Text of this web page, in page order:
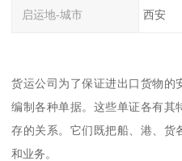
启运地-城市 西安
货运公司为了保证进出口货物的
编制各种单据。这些单证各有其
存的关系。它们既把船、港、货
和业务。